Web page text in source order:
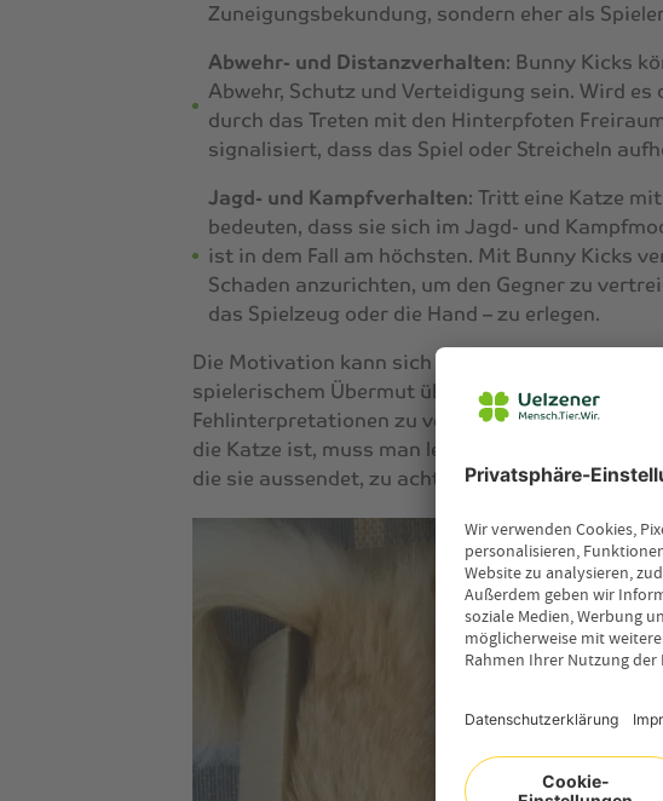
Zuneigungsbekundung, sondern eher als
Abwehr- und Distanzverhalten: Bunny Kicks
Abwehr, Schutz und Verteidigung sein. Wird
durch das Treten mit den Hinterpfoten
signalisiert, dass das Spiel oder Streicheln
Jagd- und Kampfverhalten: Tritt eine Katze
bedeuten, dass sie sich im Jagd- und
ist in dem Fall am höchsten. Mit Bunny Kicks
Schaden anzurichten, um den Gegner zu
das Spielzeug oder die Hand – zu erlegen.
Die Motivation kann sich innerhalb kurzer Zeit
spielerischem Übermut über den Abwehrmodus
Fehlinterpretationen zu vermeiden und
die Katze ist, muss man lernen, ihre
die sie aussendet, zu achten.